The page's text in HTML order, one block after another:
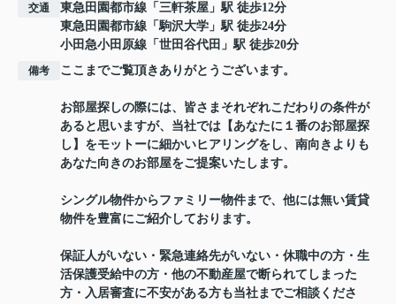
交通 東急田園都市線 「 三軒茶屋 」駅 徒歩12分
東急田園都市線 「駒沢大学 」駅 徒歩24分
小田急小田原線 「 世田谷代田 」駅 徒歩20分
備考 ここまでご覧頂きありがとうございます。
お部屋探しの際には、皆さまそれぞれこだわりの条件が
あると思いますが、当社では【あなたに１番のお部屋探
し】をモットーに細かいヒアリングをし、南向きよりも
あなた向きのお部屋をご提案いたします。
シングル物件からファミリー物件まで、他には無い賃貸
物件を豊富にご紹介しております。
保証人がいない・緊急連絡先がいない・休職中の方・生
活保護受給中の方・他の不動産屋で断られてしまった
方・入居審査に不安がある方も当社までご相談くださ